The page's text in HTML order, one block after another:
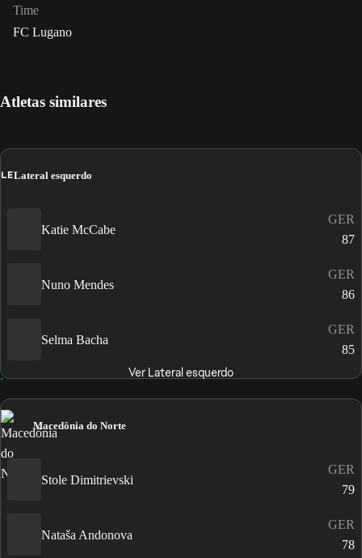
Time
FC Lugano
Atletas similares
LELateral esquerdo
Katie McCabe
GER
87
Nuno Mendes
GER
86
Selma Bacha
GER
85
Ver Lateral esquerdo
Macedônia do Norte
Stole Dimitrievski
GER
79
Nataša Andonova
GER
78